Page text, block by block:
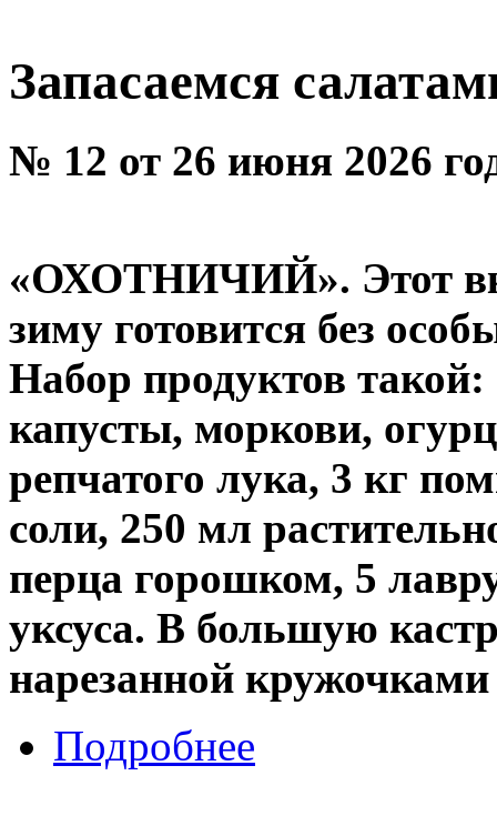
Запасаемся
№ 12 от 26 июня 2026
«ОХОТНИЧИЙ». Этот
зиму готовится без
Набор продуктов
капусты, моркови,
репчатого лука, 3 кг
соли, 250 мл
перца горошком, 5
уксуса. В большую
нарезанной
Подробнее